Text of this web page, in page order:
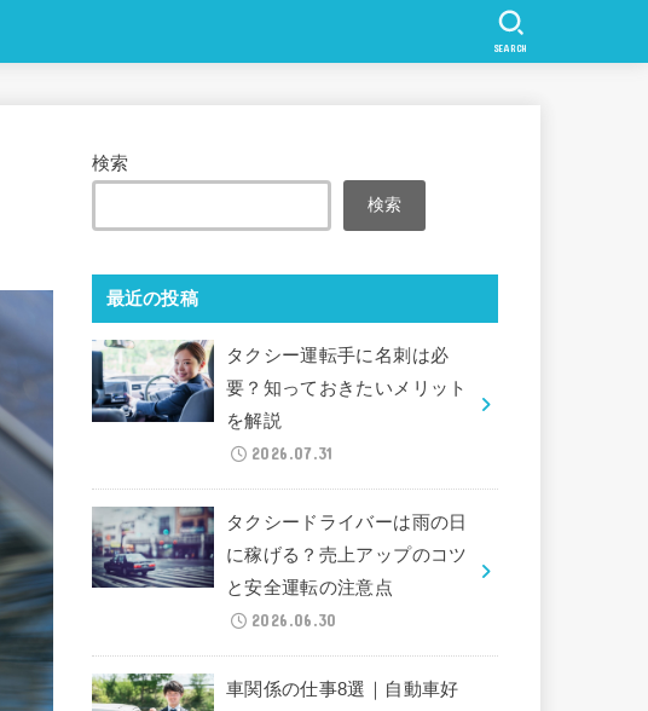
SEARCH
検索
検索
最近の投稿
タクシー運転手に名刺は必
要？知っておきたいメリット
を解説
2026.07.31
タクシードライバーは雨の日
に稼げる？売上アップのコツ
と安全運転の注意点
2026.06.30
車関係の仕事8選｜自動車好